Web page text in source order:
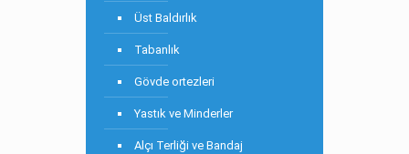
Üst Baldırlık
Tabanlık
Gövde ortezleri
Yastık ve Minderler
Alçı Terliği ve Bandaj